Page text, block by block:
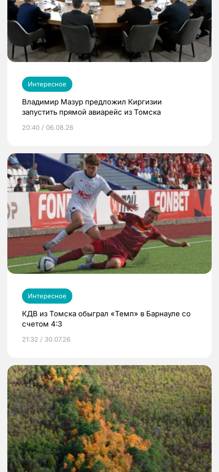
Интересное
Владимир Мазур предложил Киргизии
запустить прямой авиарейс из Томска
20:40 / 06.08.26
Интересное
КДВ из Томска обыграл «Темп» в Барнауле со
счетом 4:3
21:32 / 30.07.26